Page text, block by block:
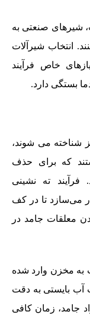
شیرهای صنعتی به
انتخاب شیرآلات
خاص فرآیند
بستگی دارد.
شناخته می شوند،
که برای حذف
ته نشینی
می‌سازد تا در کف
معلقات جامد در
به مخزن وارد شده
آب بایستی به دقت
جامد، زمان کافی